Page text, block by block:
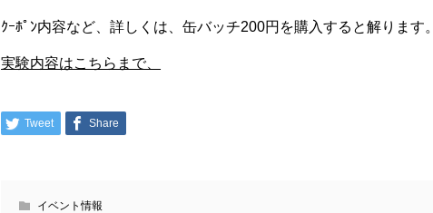
ｸｰﾎﾟﾝ内容など、詳しくは、缶バッチ200円を購入すると解ります。
実験内容はこちらまで、
Tweet Share
イベント情報